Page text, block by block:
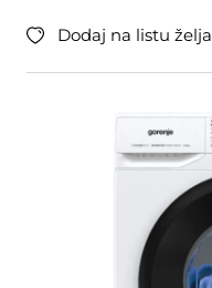
Dodaj na listu želja